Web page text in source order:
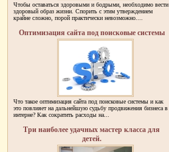
Чтобы оставаться здоровыми и бодрыми, необходимо вести
здоровый образ жизни. Спорить с этим утверждением
крайне сложно, порой практически невозможно....
Оптимизация сайта под поисковые системы
Что такое оптимизация сайта под поисковые системы и как
это повлияет на дальнейшую судьбу продвижения бизнеса в
интерне? Как сократить расходы на...
Три наиболее удачных мастер класса для
детей.